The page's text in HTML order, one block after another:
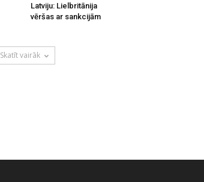
Latviju: Lielbritānija
vēršas ar sankcijām
Skatīt vairāk